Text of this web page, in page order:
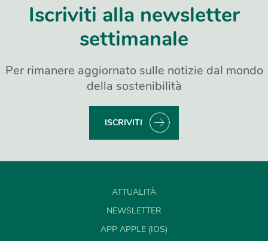
Iscriviti alla newsletter
settimanale
Per rimanere aggiornato sulle notizie dal mondo
della sostenibilità
ISCRIVITI
ATTUALITÀ
NEWSLETTER
APP APPLE (IOS)